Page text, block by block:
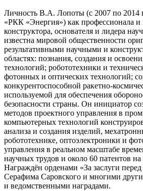
Личность В.А. Лопоты (с 2007 по 2014
«РКК «Энергия») как профессионала и
конструктора, основателя и лидера
известна мировой общественности
результативными научными и
областях: познания, создания и
технологий; робототехники и
фотонных и оптических технологий;
конкурентоспособной ракетно-
используемой для обеспечения
безопасности страны. Он инициатор
методов проектного управления в
компьютерных технологий
анализа и создания изделий,
робототехнике, оптоэлектроники и
управления в реальном масштабе
научных трудов и около 60 патентов на
Награждён орденами «За заслуги
Серафима Саровского и многими
и ведомственными наградами.